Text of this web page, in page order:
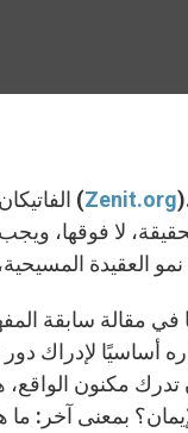
الفاتيكان، الخميس 7 مايو 2009 (Zenit.orgإشباعًا
لا فوقها،
مقالة سابقة
أساسيًا لإدراك
تدرك مكنون
بمعنى آخر: ما